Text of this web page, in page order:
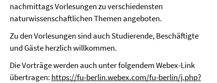
nachmittags Vorlesungen zu verschiedensten
naturwissenschaftlichen Themen angeboten.
Zu den Vorlesungen sind auch Studierende, Beschäftigte
und Gäste herzlich willkommen.
Die Vorträge werden auch unter folgendem Webex-Link
übertragen: https://fu-berlin.webex.com/fu-berlin/j.php?